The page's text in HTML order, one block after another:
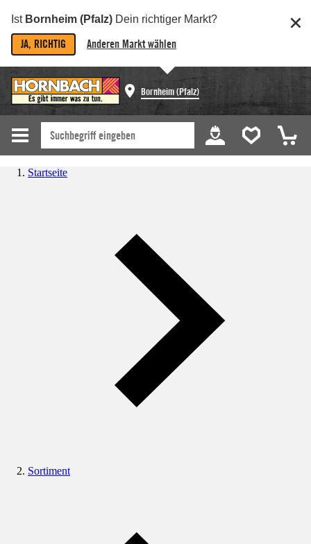
Ist Bornheim (Pfalz) Dein richtiger Markt?
JA, RICHTIG Anderen Markt wählen
Bornheim (Pfalz)
Startseite
Sortiment